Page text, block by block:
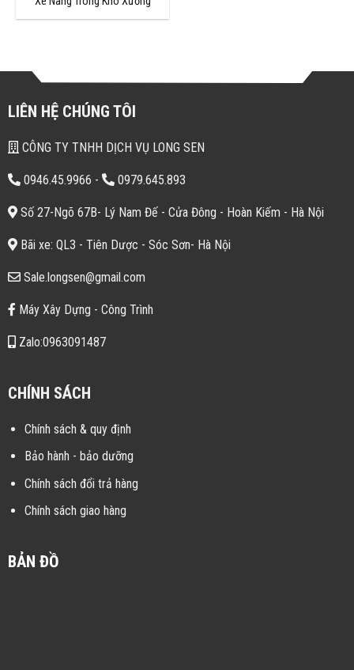
LIÊN HỆ CHÚNG TÔI
CÔNG TY TNHH DỊCH VỤ LONG SEN
0946.45.9966 - 0979.645.893
Số 27-Ngõ 67B- Lý Nam Đế - Cửa Đông - Hoàn Kiếm - Hà Nội
Bãi xe: QL3 - Tiên Dược - Sóc Sơn- Hà Nội
Sale.longsen@gmail.com
Máy Xây Dựng - Công Trình
Zalo:0963091487
CHÍNH SÁCH
Chính sách & quy định
Bảo hành - bảo dưỡng
Chính sách đổi trả hàng
Chính sách giao hàng
BẢN ĐỒ